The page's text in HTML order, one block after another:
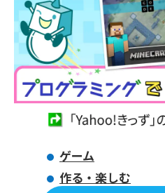
ゲーム
作る・楽しむ